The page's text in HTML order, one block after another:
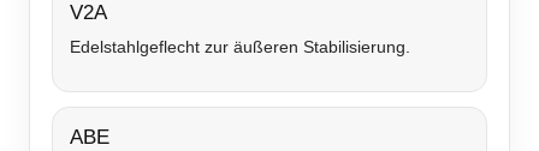
V2A
Edelstahlgeflecht zur äußeren Stabilisierung.
ABE